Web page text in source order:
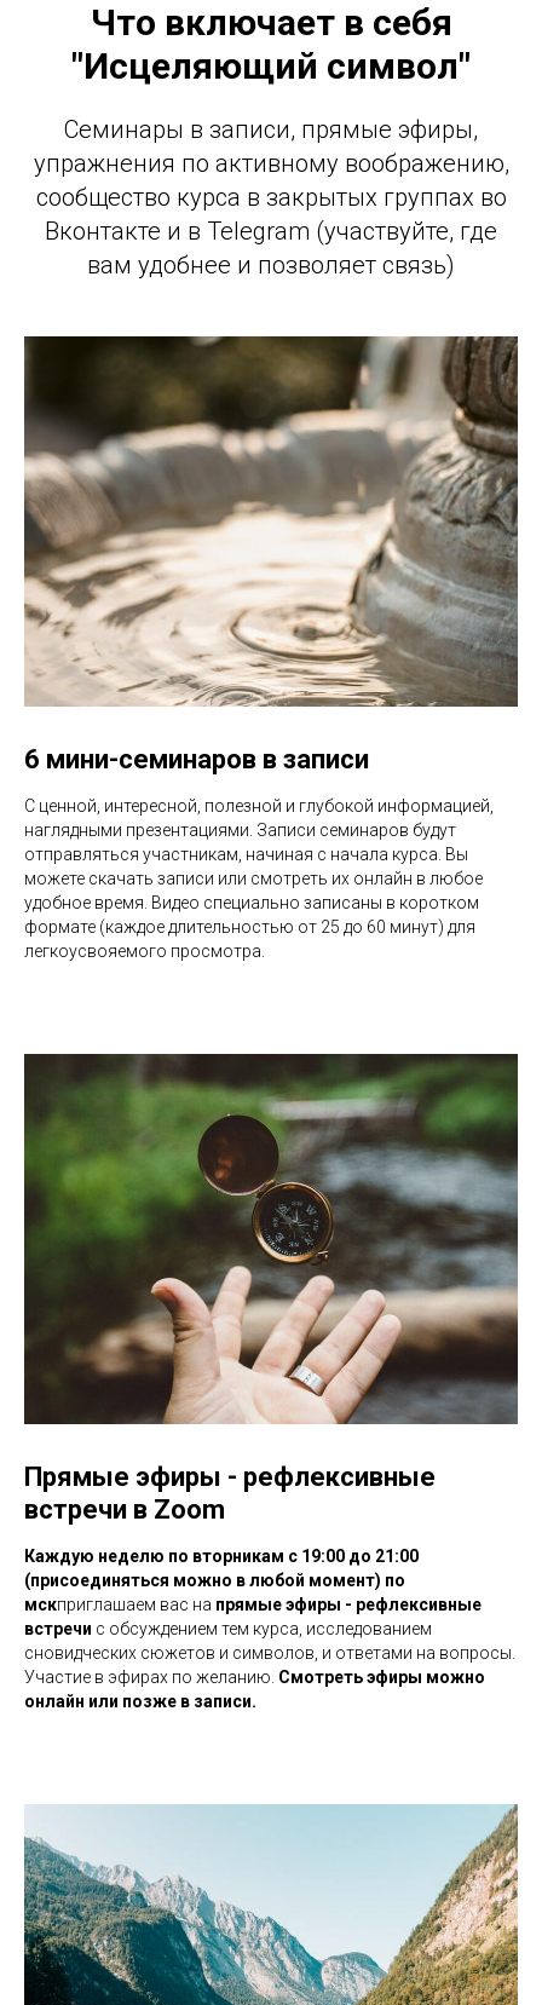
Что включает в себя
"Исцеляющий символ"
Семинары в записи, прямые эфиры,
упражнения по активному воображению,
сообщество курса в закрытых группах во
Вконтакте и в Telegram (участвуйте, где
вам удобнее и позволяет связь)
6 мини-семинаров в записи
С ценной, интересной, полезной и глубокой информацией,
наглядными презентациями. Записи семинаров будут
отправляться участникам, начиная с начала курса. Вы
можете скачать записи или смотреть их онлайн в любое
удобное время. Видео специально записаны в коротком
формате (каждое длительностью от 25 до 60 минут) для
легкоусвояемого просмотра.
Прямые эфиры - рефлексивные
встречи в Zoom
Каждую неделю по вторникам c 19:00 до 21:00
(присоединяться можно в любой момент) по
мскприглашаем вас на прямые эфиры - рефлекcивные
встречи с обсуждением тем курса, исследованием
сновидческих сюжетов и символов, и ответами на вопросы.
Участие в эфирах по желанию. Смотреть эфиры можно
онлайн или позже в записи.